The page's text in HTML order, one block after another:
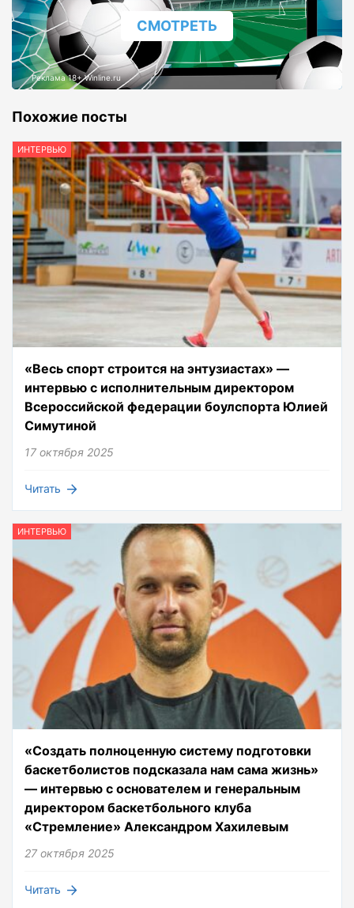
СМОТРЕТЬ
Реклама 18+ Winline.ru
Похожие посты
ИНТЕРВЬЮ
«Весь спорт строится на энтузиастах» —
интервью с исполнительным директором
Всероссийской федерации боулспорта Юлией
Симутиной
17 октября 2025
Читать
ИНТЕРВЬЮ
«Создать полноценную систему подготовки
баскетболистов подсказала нам сама жизнь»
— интервью с основателем и генеральным
директором баскетбольного клуба
«Стремление» Александром Хахилевым
27 октября 2025
Читать